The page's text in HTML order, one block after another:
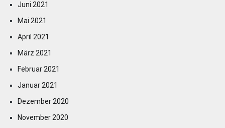
Juni 2021
Mai 2021
April 2021
März 2021
Februar 2021
Januar 2021
Dezember 2020
November 2020